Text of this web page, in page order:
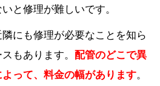
と修理が難しいです。
にも修理が必要なことを知ら
もあります。 配管のどこで異
って、料金の幅があります。